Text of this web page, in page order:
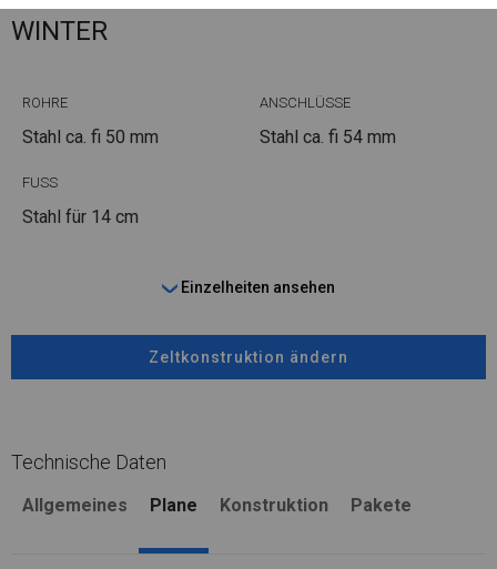
WINTER
ROHRE
Stahl ca. fi 50 mm
ANSCHLÜSSE
Stahl ca. fi 54 mm
FUSS
Stahl für 14 cm
Einzelheiten ansehen
Zeltkonstruktion ändern
Technische Daten
Allgemeines Plane Konstruktion Pakete